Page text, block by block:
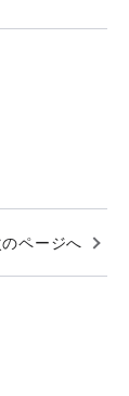
のページへ